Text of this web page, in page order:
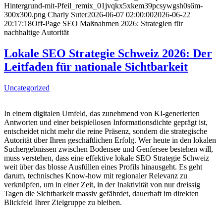
Hintergrund-mit-Pfeil_remix_01jvqkx5xkem39pcsywgsh0s6m-
300x300.png Charly Suter2026-06-07 02:00:002026-06-22
20:17:18Off-Page SEO Maßnahmen 2026: Strategien für
nachhaltige Autorität
Lokale SEO Strategie Schweiz 2026: Der
Leitfaden für nationale Sichtbarkeit
Uncategorized
In einem digitalen Umfeld, das zunehmend von KI-generierten
Antworten und einer beispiellosen Informationsdichte geprägt ist,
entscheidet nicht mehr die reine Präsenz, sondern die strategische
Autorität über Ihren geschäftlichen Erfolg. Wer heute in den lokalen
Suchergebnissen zwischen Bodensee und Genfersee bestehen will,
muss verstehen, dass eine effektive lokale SEO Strategie Schweiz
weit über das blosse Ausfüllen eines Profils hinausgeht. Es geht
darum, technisches Know-how mit regionaler Relevanz zu
verknüpfen, um in einer Zeit, in der Inaktivität von nur dreissig
Tagen die Sichtbarkeit massiv gefährdet, dauerhaft im direkten
Blickfeld Ihrer Zielgruppe zu bleiben.